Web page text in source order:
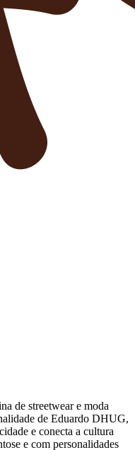
de streetwear e moda
de Eduardo DHUG,
e conecta a cultura
e com personalidades